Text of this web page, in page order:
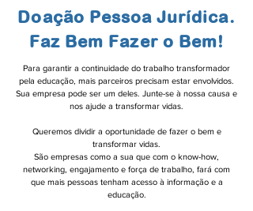
Doação Pessoa Jurídica.
Faz Bem Fazer o Bem!
Para garantir a continuidade do trabalho transformador
pela educação, mais parceiros precisam estar envolvidos.
Sua empresa pode ser um deles. Junte-se à nossa causa e
nos ajude a transformar vidas.
Queremos dividir a oportunidade de fazer o bem e
transformar vidas.
São empresas como a sua que com o know-how,
networking, engajamento e força de trabalho, fará com
que mais pessoas tenham acesso à informação e a
educação.